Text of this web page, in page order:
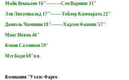
Майк Веккьоне 16"----------Сэм Варнинг 11"
Эли Лихтенвальд 17"--------Тейлор Каммарата 22"
Даниэль Чампини 18"--------Хадсон Фашинг 57"
Макс Новак 46"
Кевин Салливан 59"
Мэт Боди 60"п.в.
Компания "Уэллс-Фарго